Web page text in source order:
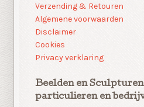
Verzending & Retouren
Algemene voorwaarden
Disclaimer
Cookies
Privacy verklaring
Beelden en
particulieren en